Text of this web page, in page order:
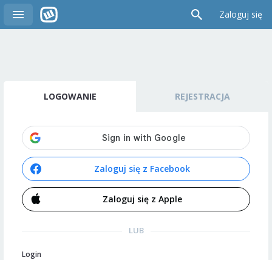
Zaloguj się
LOGOWANIE REJESTRACJA
Zaloguj się z Facebook
Zaloguj się z Apple
LUB
Login